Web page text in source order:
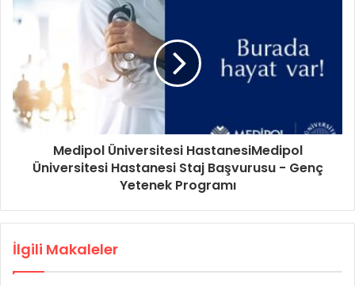
Medipol Üniversitesi HastanesiMedipol
Üniversitesi Hastanesi Staj Başvurusu - Genç
Yetenek Programı
İlgili Makaleler